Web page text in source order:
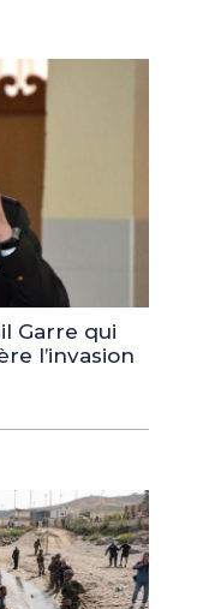
Garre qui
l’invasion